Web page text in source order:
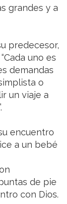
grandes y a
predecesor,
uno es
demandas
o
un viaje a
encuentro
a un bebé
de pie
con Dios.